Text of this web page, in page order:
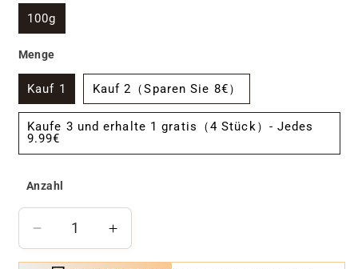
100g
Menge
Kauf 1 Kauf 2（Sparen Sie 8€）
Kaufe 3 und erhalte 1 gratis（4 Stück）- Jedes
9.99€
Anzahl
Verringere
die
Erhöhe
die